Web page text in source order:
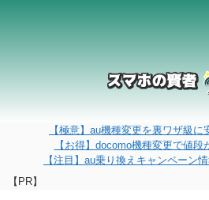
【極意】au機種変更を裏ワザ級
【お得】docomo機種変更で値
【注目】au乗り換えキャンペーン
【PR】